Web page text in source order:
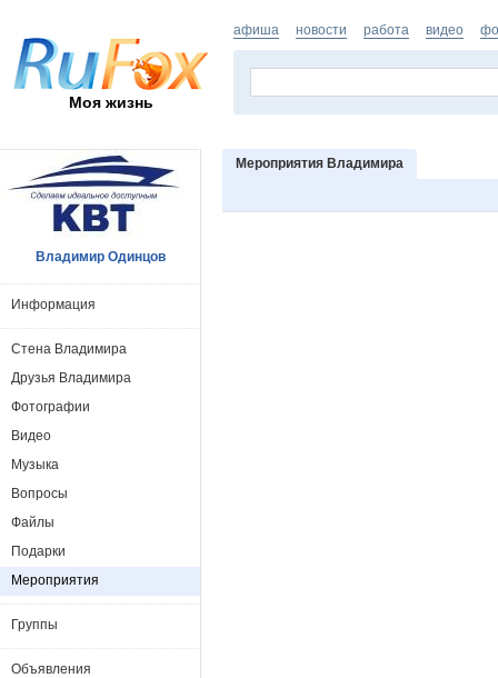
Моя жизнь
афиша новости работа видео
Мероприятия Владимира
Владимир Одинцов
Информация
Стена Владимира
Друзья Владимира
Фотографии
Видео
Музыка
Вопросы
Файлы
Подарки
Мероприятия
Группы
Объявления